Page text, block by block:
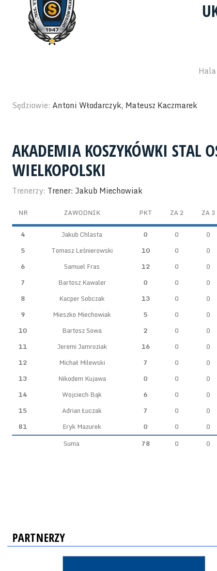
Sędziowie: Antoni Włodarczyk, Mateusz Kaczmarek
AKADEMIA KOSZYKÓWKI STAL
WIELKOPOLSKI
Trenerzy: Trener: Jakub Miechowiak
NR ZAWODNIK PKT ZA 2 ZA 3
4 Jakub Chlasta 0 0
0
5
Tomasz Leśnierowski 10 0
0
6
Samuel Fras 12 0
0
7
Bartosz Kawaler 0 0
0
8
Kacper Sobczak 13 0
0
9
Mieszko Miechowiak 5 0
0
10
Bartosz Sowa 2 0
0
11
Jeremi Jamroziak 16 0
0
12
Michał Milewski 7 0
0
13
Nikodem Kujawa 0 0
0
14
Wojciech Bąk 6 0
0
15
Adrian Łuczak 7 0
0
81
Eryk Mazurek 0 0
0
Suma
78 0 0
PARTNERZY